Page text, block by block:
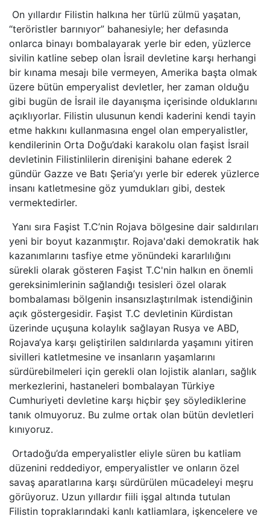
On yıllardır Filistin halkına her türlü zülmü yaşatan,
“teröristler barınıyor” bahanesiyle; her defasında
onlarca binayı bombalayarak yerle bir eden, yüzlerce
sivilin katline sebep olan İsrail devletine karşı herhangi
bir kınama mesajı bile vermeyen, Amerika başta olmak
üzere bütün emperyalist devletler, her zaman olduğu
gibi bugün de İsrail ile dayanışma içerisinde olduklarını
açıklıyorlar. Filistin ulusunun kendi kaderini kendi tayin
etme hakkını kullanmasına engel olan emperyalistler,
kendilerinin Orta Doğu’daki karakolu olan faşist İsrail
devletinin Filistinlilerin direnişini bahane ederek 2
gündür Gazze ve Batı Şeria’yı yerle bir ederek yüzlerce
insanı katletmesine göz yumdukları gibi, destek
vermektedirler.
Yanı sıra Faşist T.C’nin Rojava bölgesine dair saldırıları
yeni bir boyut kazanmıştır. Rojava'daki demokratik hak
kazanımlarını tasfiye etme yönündeki kararlılığını
sürekli olarak gösteren Faşist T.C'nin halkın en önemli
gereksinimlerinin sağlandığı tesisleri özel olarak
bombalaması bölgenin insansızlaştırılmak istendiğinin
açık göstergesidir. Faşist T.C devletinin Kürdistan
üzerinde uçuşuna kolaylık sağlayan Rusya ve ABD,
Rojava‘ya karşı geliştirilen saldırılarda yaşamını yitiren
sivilleri katletmesine ve insanların yaşamlarını
sürdürebilmeleri için gerekli olan lojistik alanları, sağlık
merkezlerini, hastaneleri bombalayan Türkiye
Cumhuriyeti devletine karşı hiçbir şey söylediklerine
tanık olmuyoruz. Bu zulme ortak olan bütün devletleri
kınıyoruz.
Ortadoğu’da emperyalistler eliyle süren bu katliam
düzenini reddediyor, emperyalistler ve onların özel
savaş aparatlarına karşı sürdürülen mücadeleyi meşru
görüyoruz. Uzun yıllardır fiili işgal altında tutulan
Filistin topraklarındaki kanlı katliamlara, işkencelere ve